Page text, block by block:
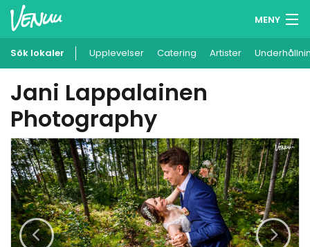
MENY
Minneslista
Logga in
Svenska
Lägg till din lokal
Sök lokaler Upplevelser Catering Artister
Jani Lappalainen
Photography